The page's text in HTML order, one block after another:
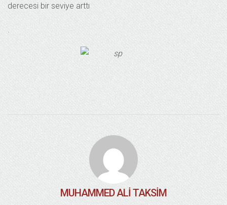
derecesi bir seviye arttı
.
MUHAMMED ALI TAKSIM